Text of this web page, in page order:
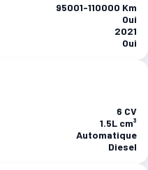
95001-110000 Km
Oui
2021
Oui
6 CV
1.5L cm³
Automatique
Diesel